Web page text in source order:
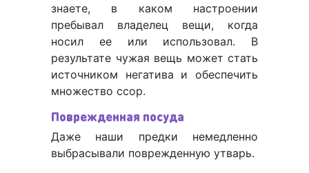
знаете, в каком настроении
пребывал владелец вещи, когда
носил ее или использовал. В
результате чужая вещь может стать
источником негатива и обеспечить
множество ссор.
Поврежденная посуда
Даже наши предки немедленно
выбрасывали поврежденную утварь.